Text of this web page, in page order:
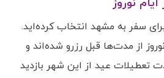
نوروز
سفر به مشهد انتخاب کرده‌اید.
از مدت‌ها قبل رزرو شده‌اند و
تعطیلات عید از این شهر بازدید